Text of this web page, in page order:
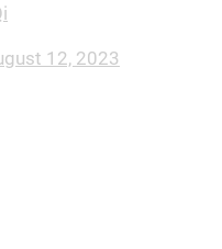
12, 2023